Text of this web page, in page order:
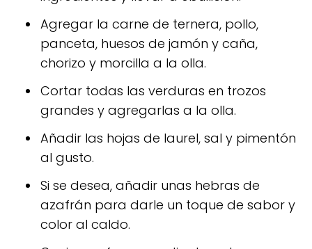
Agregar la carne de ternera, pollo,
panceta, huesos de jamón y caña,
chorizo y morcilla a la olla.
Cortar todas las verduras en trozos
grandes y agregarlas a la olla.
Añadir las hojas de laurel, sal y pimentón
al gusto.
Si se desea, añadir unas hebras de
azafrán para darle un toque de sabor y
color al caldo.